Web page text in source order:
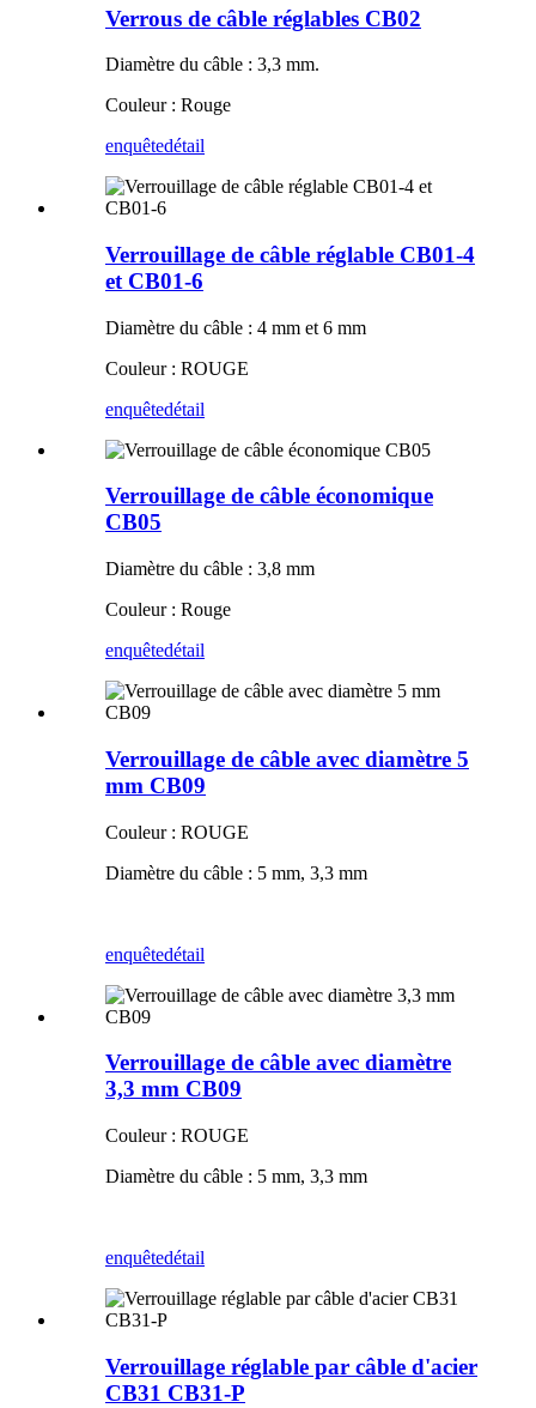
Verrous de câble réglables CB02
Diamètre du câble : 3,3 mm.
Couleur : Rouge
enquêtedétail
Verrouillage de câble réglable CB01-4
et CB01-6
Diamètre du câble : 4 mm et 6 mm
Couleur : ROUGE
enquêtedétail
Verrouillage de câble économique
CB05
Diamètre du câble : 3,8 mm
Couleur : Rouge
enquêtedétail
Verrouillage de câble avec diamètre 5
mm CB09
Couleur : ROUGE
Diamètre du câble : 5 mm, 3,3 mm
enquêtedétail
Verrouillage de câble avec diamètre
3,3 mm CB09
Couleur : ROUGE
Diamètre du câble : 5 mm, 3,3 mm
enquêtedétail
Verrouillage réglable par câble d'acier
CB31 CB31-P